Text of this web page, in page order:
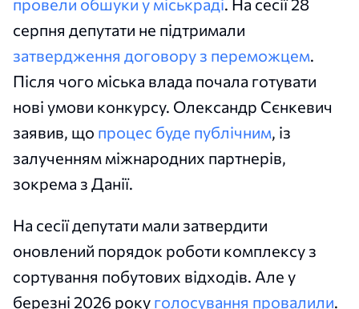
провели обшуки у міськраді. На сесії 28
серпня депутати не підтримали
затвердження договору з переможцем.
Після чого міська влада почала готувати
нові умови конкурсу. Олександр Сєнкевич
заявив, що процес буде публічним, із
залученням міжнародних партнерів,
зокрема з Данії.
На сесії депутати мали затвердити
оновлений порядок роботи комплексу з
сортування побутових відходів. Але у
березні 2026 року голосування провалили.